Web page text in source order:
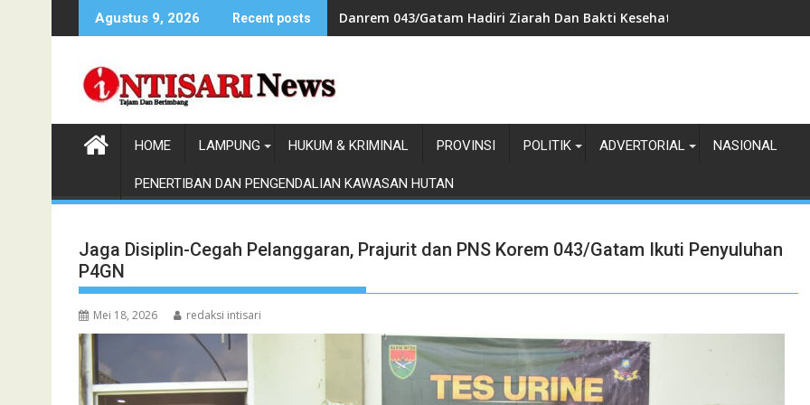
to
Agustus 9, 2026 Recent posts Danrem 043/Gatam Hadiri Ziarah Dan Bakti Kesehatan HUT Ke-1 Kodam
HOME LAMPUNG HUKUM & KRIMINAL PROVINSI POLITIK ADVERTORIAL NASIONAL
PENERTIBAN DAN PENGENDALIAN KAWASAN HUTAN
Jaga Disiplin-Cegah Pelanggaran, Prajurit dan PNS Korem 043/Gatam Ikuti Penyuluhan
P4GN
Mei 18, 2026 redaksi intisari